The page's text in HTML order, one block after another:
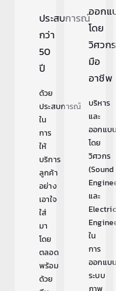
ประสบการณ์
กว่า
50
ปี
ด้วย
ประสบการณ์
ใน
การ
ให้
บริการ
ลูกค้า
อย่าง
เอาใจ
ใส่
มา
โดย
ตลอด
พร้อม
ด้วย
ออกแ
โดย
วิศวกร
มือ
อาชีพ
บริหาร
และ
ออกแบบ
โดย
วิศวกร
(Sound
และ
ใน
การ
ออกแบบ
ระบบ
ภาพ